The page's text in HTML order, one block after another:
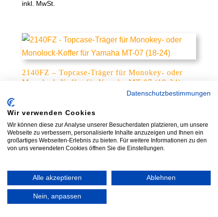
inkl. MwSt.
2140FZ – Topcase-Träger für Monokey- oder
Monolock-Koffer für Yamaha MT-07 (18-24)
2140KIT – Montagekit für TE2140 für Yamaha
MT-07 (18-24)
50,60€
Datenschutzbestimmungen
Wir verwenden Cookies
Wir können diese zur Analyse unserer Besucherdaten platzieren, um unsere
Webseite zu verbessern, personalisierte Inhalte anzuzeigen und Ihnen ein
großartiges Webseiten-Erlebnis zu bieten. Für weitere Informationen zu den
von uns verwendeten Cookies öffnen Sie die Einstellungen.
Alle akzeptieren Ablehnen
Nein, anpassen